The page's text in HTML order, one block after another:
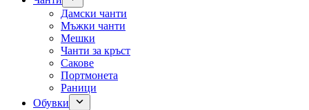
Дамски чанти
Мъжки чанти
Мешки
Чанти за кръст
Сакове
Портмонета
Раници
Обувки